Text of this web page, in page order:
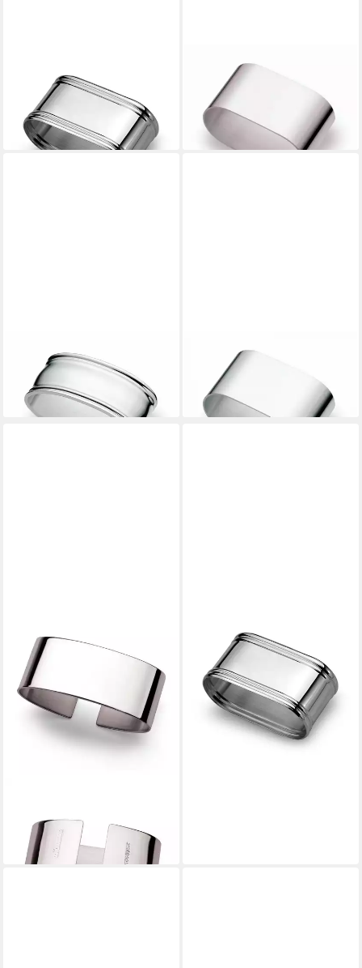
Serviettenring, Sterlingsilber,
(1-tlg)
199,95 €
lieferbar - in 2-3 Werktagen bei dir
Serviettenring, (1-tlg)
299,00 €
lieferbar - in 2-3 Werktagen bei dir
Serviettenring, Silber, (1-tlg)
349,00 €
lieferbar - in 2-3 Werktagen bei dir
Serviettenring
79,95 €
lieferbar - in 2-3 Werktagen bei dir
199,00 €
lieferbar - in 2-3 Werktagen bei dir
Serviettenring, Sterlingsilber,
(1-tlg)
229,95 €
lieferbar - in 2-3 Werktagen bei dir